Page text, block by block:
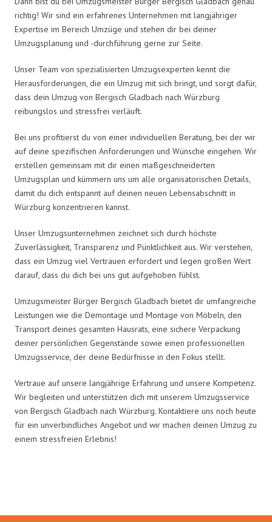
richtig! Wir sind ein erfahrenes Unternehmen mit langjähriger
Expertise im Bereich Umzüge und stehen dir bei deiner
Umzugsplanung und -durchführung gerne zur Seite.
Unser Team von spezialisierten Umzugsexperten kennt die
Herausforderungen, die ein Umzug mit sich bringt, und sorgt dafür,
dass dein Umzug von Bergisch Gladbach nach Würzburg
reibungslos und stressfrei verläuft.
Bei uns profitierst du von einer individuellen Beratung, bei der wir
auf deine spezifischen Anforderungen und Wünsche eingehen. Wir
erstellen gemeinsam mit dir einen maßgeschneiderten
Umzugsplan und kümmern uns um alle organisatorischen Details,
damit du dich entspannt auf deinen neuen Lebensabschnitt in
Würzburg konzentrieren kannst.
Unser Umzugsunternehmen zeichnet sich durch höchste
Zuverlässigkeit, Transparenz und Pünktlichkeit aus. Wir verstehen,
dass ein Umzug viel Vertrauen erfordert und legen großen Wert
darauf, dass du dich bei uns gut aufgehoben fühlst.
Umzugsmeister Bürger Bergisch Gladbach bietet dir umfangreiche
Leistungen wie die Demontage und Montage von Möbeln, den
Transport deines gesamten Hausrats, eine sichere Verpackung
deiner persönlichen Gegenstände sowie einen professionellen
Umzugsservice, der deine Bedürfnisse in den Fokus stellt.
Vertraue auf unsere langjährige Erfahrung und unsere Kompetenz.
Wir begleiten und unterstützen dich mit unserem Umzugsservice
von Bergisch Gladbach nach Würzburg. Kontaktiere uns noch heute
für ein unverbindliches Angebot und wir machen deinen Umzug zu
einem stressfreien Erlebnis!